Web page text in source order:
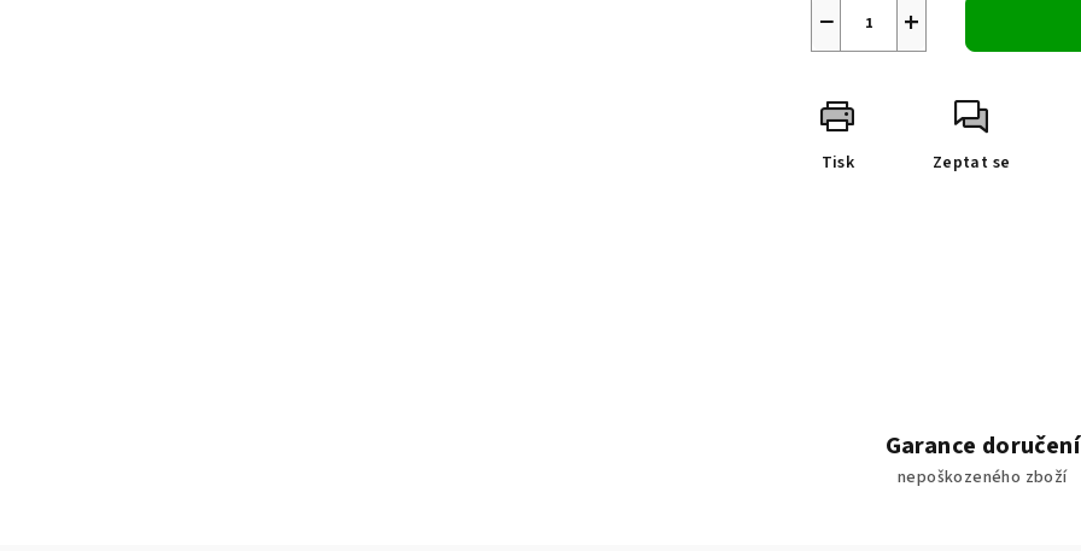
+
−
Tisk Zeptat se
Garance doručení
nepoškozeného zboží